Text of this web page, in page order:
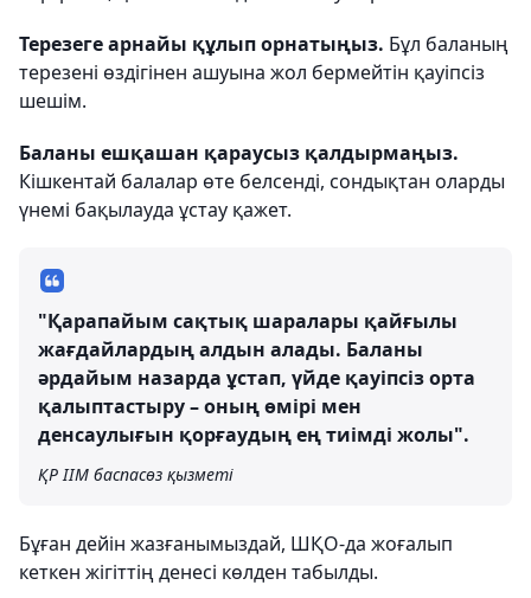
Терезеге арнайы құлып орнатыңыз. Бұл баланың
терезені өздігінен ашуына жол бермейтін қауіпсіз
шешім.
Баланы ешқашан қараусыз қалдырмаңыз.
Кішкентай балалар өте белсенді, сондықтан оларды
үнемі бақылауда ұстау қажет.
"Қарапайым сақтық шаралары қайғылы
жағдайлардың алдын алады. Баланы
әрдайым назарда ұстап, үйде қауіпсіз орта
қалыптастыру – оның өмірі мен
денсаулығын қорғаудың ең тиімді жолы".
ҚР ІІМ баспасөз қызметі
Бұған дейін жазғанымыздай, ШҚО-да жоғалып
кеткен жігіттің денесі көлден табылды.